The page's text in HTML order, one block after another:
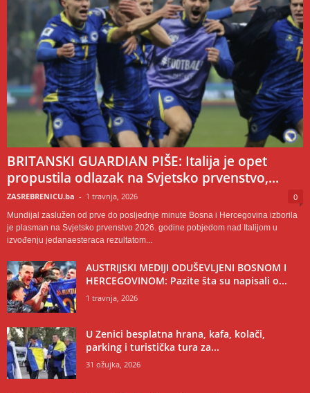
BRITANSKI GUARDIAN PIŠE: Italija je opet
propustila odlazak na Svjetsko prvenstvo,...
ZASREBRENICU.ba - 1 travnja, 2026 0
Mundijal zaslužen od prve do posljednje minute Bosna i Hercegovina izborila
je plasman na Svjetsko prvenstvo 2026. godine pobjedom nad Italijom u
izvođenju jedanaesteraca rezultatom...
AUSTRIJSKI MEDIJI ODUŠEVLJENI BOSNOM I
HERCEGOVINOM: Pazite šta su napisali o...
1 travnja, 2026
U Zenici besplatna hrana, kafa, kolači,
parking i turistička tura za...
31 ožujka, 2026